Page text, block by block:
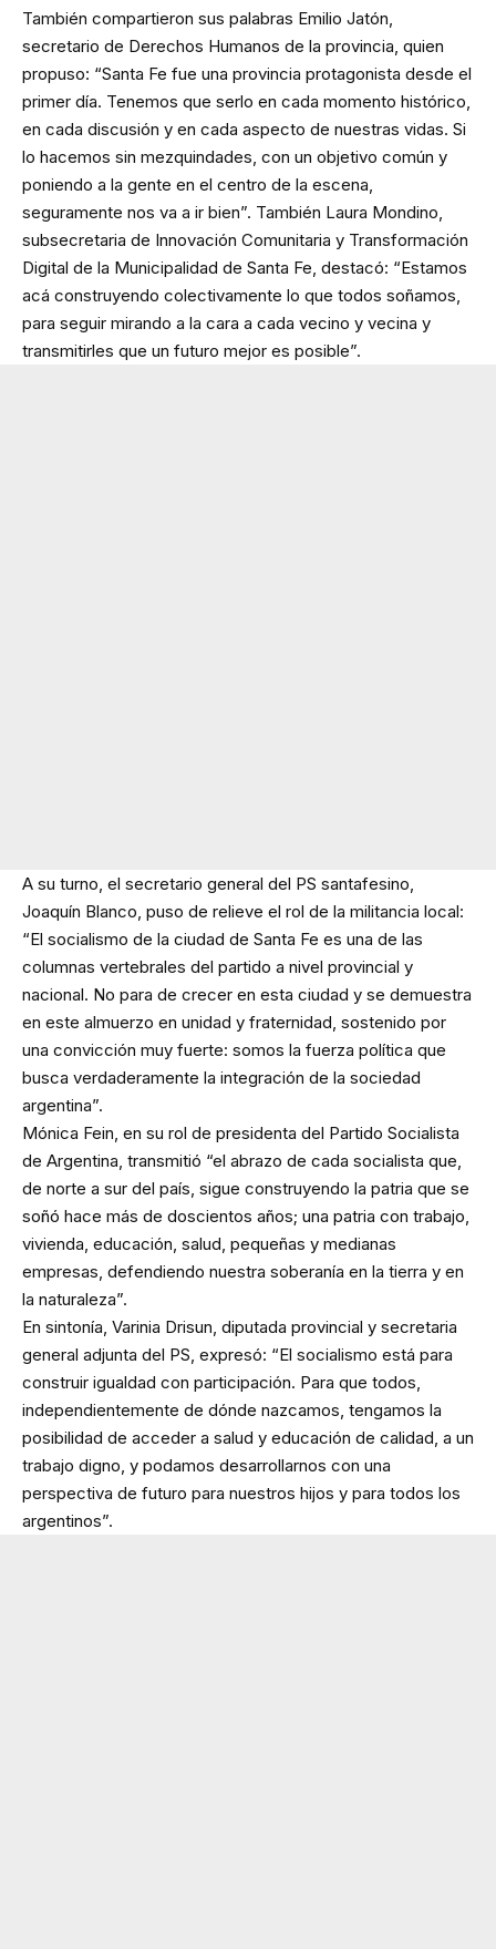
También compartieron sus palabras Emilio Jatón,
secretario de Derechos Humanos de la provincia, quien
propuso: “Santa Fe fue una provincia protagonista desde el
primer día. Tenemos que serlo en cada momento histórico,
en cada discusión y en cada aspecto de nuestras vidas. Si
lo hacemos sin mezquindades, con un objetivo común y
poniendo a la gente en el centro de la escena,
seguramente nos va a ir bien”. También Laura Mondino,
subsecretaria de Innovación Comunitaria y Transformación
Digital de la Municipalidad de Santa Fe, destacó: “Estamos
acá construyendo colectivamente lo que todos soñamos,
para seguir mirando a la cara a cada vecino y vecina y
transmitirles que un futuro mejor es posible”.
A su turno, el secretario general del PS santafesino,
Joaquín Blanco, puso de relieve el rol de la militancia local:
“El socialismo de la ciudad de Santa Fe es una de las
columnas vertebrales del partido a nivel provincial y
nacional. No para de crecer en esta ciudad y se demuestra
en este almuerzo en unidad y fraternidad, sostenido por
una convicción muy fuerte: somos la fuerza política que
busca verdaderamente la integración de la sociedad
argentina”.
Mónica Fein, en su rol de presidenta del Partido Socialista
de Argentina, transmitió “el abrazo de cada socialista que,
de norte a sur del país, sigue construyendo la patria que se
soñó hace más de doscientos años; una patria con trabajo,
vivienda, educación, salud, pequeñas y medianas
empresas, defendiendo nuestra soberanía en la tierra y en
la naturaleza”.
En sintonía, Varinia Drisun, diputada provincial y secretaria
general adjunta del PS, expresó: “El socialismo está para
construir igualdad con participación. Para que todos,
independientemente de dónde nazcamos, tengamos la
posibilidad de acceder a salud y educación de calidad, a un
trabajo digno, y podamos desarrollarnos con una
perspectiva de futuro para nuestros hijos y para todos los
argentinos”.